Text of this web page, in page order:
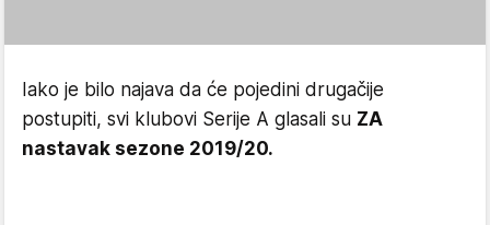
Iako je bilo najava da će pojedini drugačije
postupiti, svi klubovi Serije A glasali su ZA
nastavak sezone 2019/20.